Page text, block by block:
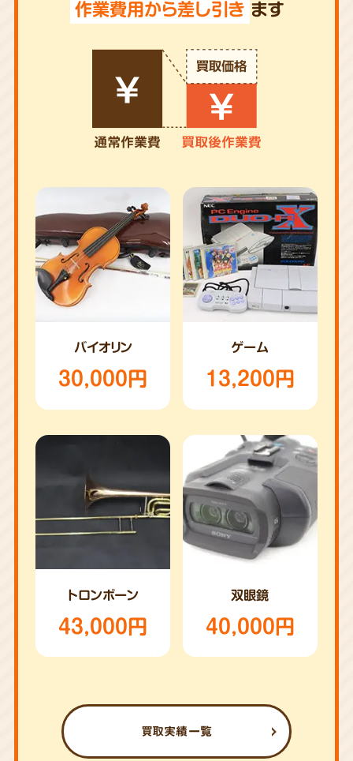
作業費用から差し引き ます
バイオリン
30,000円
ゲーム
13,200円
トロンボーン
43,000円
双眼鏡
40,000円
買取実績一覧